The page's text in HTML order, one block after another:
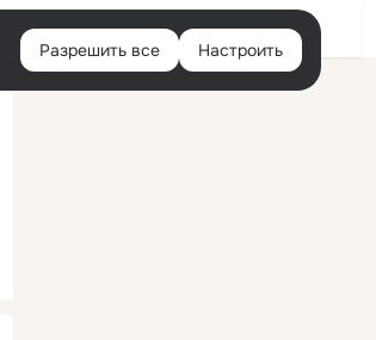
Войти
Разрешить все Настроить